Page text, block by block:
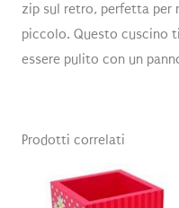
zip sul retro, perfetta per
piccolo. Questo cuscino
essere pulito con un
Prodotti correlati